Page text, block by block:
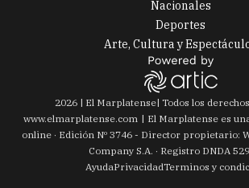
Nacionales
Deportes
Arte, Cultura y
2026| El Marplatense| Todos los
www.elmarplatense.com
El Marplatense es
online · Edición Nº 3746- Director propietario:
Company S.A. · Registro DNDA
AyudaPrivacidadTerminos y